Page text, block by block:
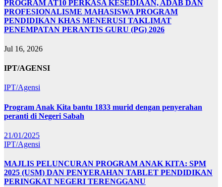
PROGRAM AT10 PERKASA KESEDIAAN, ADAB DAN
PROFESIONALISME MAHASISWA PROGRAM
PENDIDIKAN KHAS MENERUSI TAKLIMAT
PENEMPATAN PERANTIS GURU (PG) 2026
Jul 16, 2026
IPT/AGENSI
IPT/Agensi
Program Anak Kita bantu 1833 murid dengan penyerahan
peranti di Negeri Sabah
21/01/2025
IPT/Agensi
MAJLIS PELUNCURAN PROGRAM ANAK KITA: SPM
2025 (USM) DAN PENYERAHAN TABLET PENDIDIKAN
PERINGKAT NEGERI TERENGGANU